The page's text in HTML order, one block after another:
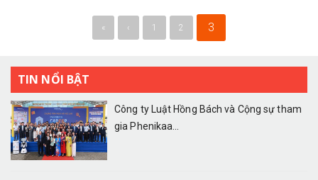
« ‹ 1 2 3
TIN NỔI BẬT
Công ty Luật Hồng Bách và Cộng sự tham
gia Phenikaa...